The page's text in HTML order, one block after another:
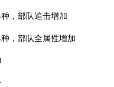
，部队追击增加
，部队全属性增加